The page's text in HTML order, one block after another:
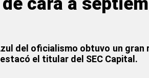
del oficialismo obtuvo un
el titular del SEC Capital.